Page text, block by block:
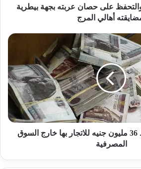
على حصان عربته بجهة بيطرية
أهالي المرج
الأموال العامة تضبط 36 مليون جنيه للاتجار بها خارج السوق
المصرفية